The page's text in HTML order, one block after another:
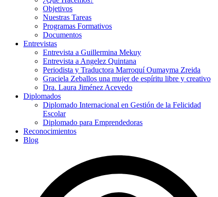
Objetivos
Nuestras Tareas
Programas Formativos
Documentos
Entrevistas
Entrevista a Guillermina Mekuy
Entrevista a Angelez Quintana
Periodista y Traductora Marroquí Oumayma Zreida
Graciela Zeballos una mujer de espíritu libre y creativo
Dra. Laura Jiménez Acevedo
Diplomados
Diplomado Internacional en Gestión de la Felicidad
Escolar
Diplomado para Emprendedoras
Reconocimientos
Blog